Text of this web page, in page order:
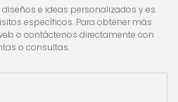
e ideas personalizados y es
específicos. Para obtener más
o contáctenos directamente con
o consultas.